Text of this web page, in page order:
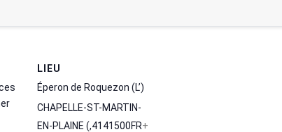
LIEU
Éperon de Roquezon (L’)
CHAPELLE-ST-MARTIN-
EN-PLAINE (,41 41500FR+